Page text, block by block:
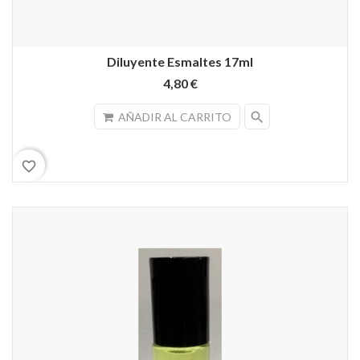
Diluyente Esmaltes 17ml
4,80 €
AÑADIR AL CARRITO search
favorite_border